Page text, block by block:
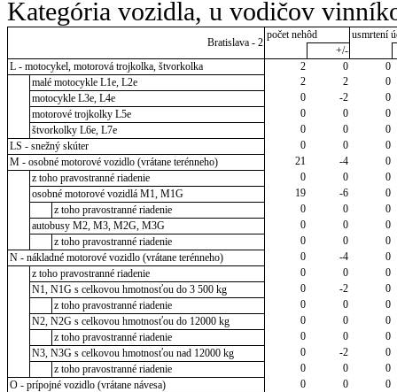
Kategória vozidla, u vodičov
Bratislava - 2
počet nehôd
usmrtení
+/-
L - motocykel, motorová trojkolka, štvorkolka
2 0
0
malé motocykle L1e, L2e
2 2
0
motocykle L3e, L4e
0 -2
0
motorové trojkolky L5e
0 0
0
štvorkolky L6e, L7e
0 0
0
LS - snežný skúter
0 0
0
M - osobné motorové vozidlo (vrátane terénneho)
21 -4
0
z toho pravostranné riadenie
0 0
0
osobné motorové vozidlá M1, M1G
19 -6
0
z toho pravostranné riadenie
0 0
0
autobusy M2, M3, M2G, M3G
0 0
0
z toho pravostranné riadenie
0 0
0
N - nákladné motorové vozidlo (vrátane terénneho)
0 -4
0
z toho pravostranné riadenie
0 0
0
N1, N1G s celkovou hmotnosťou do 3 500 kg
0 -2
0
z toho pravostranné riadenie
0 0
0
N2, N2G s celkovou hmotnosťou do 12000 kg
0 0
0
z toho pravostranné riadenie
0 0
0
N3, N3G s celkovou hmotnosťou nad 12000 kg
0 -2
0
z toho pravostranné riadenie
0 0
0
O - prípojné vozidlo (vrátane návesa)
0 0
0